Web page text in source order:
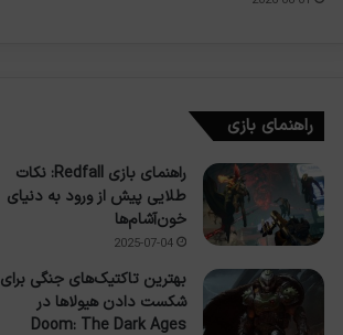
راهنمای بازی
راهنمای بازی Redfall: نکات
طلایی پیش از ورود به دنیای
خون‌آشام‌ها
2025-07-04
بهترین تاکتیک‌های جنگی برای
شکست دادن هیولاها در
Doom: The Dark Ages